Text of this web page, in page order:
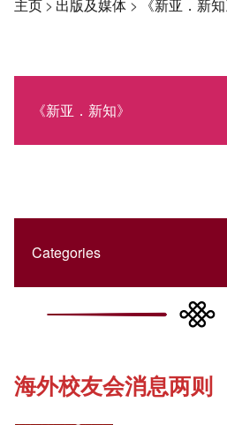
主页> 出版及媒体 > 《新亚．新知
《新亚．新知》
社交媒体专栏
《新亚简讯》
《新亚书院概览》
Categories
College Updates
Cultural Topics
海外校友会消息两则